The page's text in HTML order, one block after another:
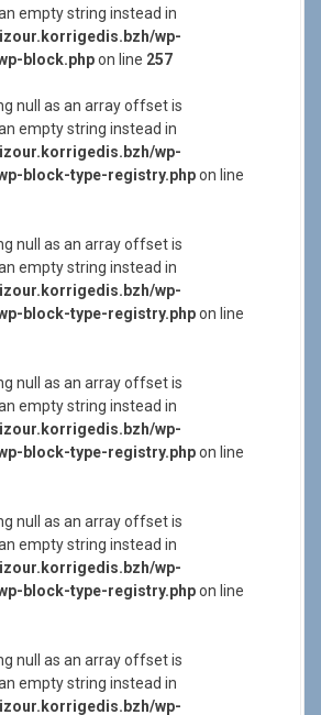
empty string instead in
wp-
block.phpon line 257
null as an array offset is
empty string instead in
wp-
block-type-registry.phpon line
null as an array offset is
empty string instead in
wp-
block-type-registry.phpon line
null as an array offset is
empty string instead in
wp-
block-type-registry.phpon line
null as an array offset is
empty string instead in
wp-
block-type-registry.phpon line
null as an array offset is
empty string instead in
wp-